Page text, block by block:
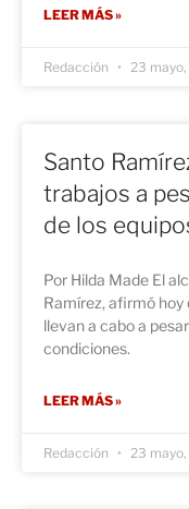
LEER MÁS »
Redacción 23
Santo
trabajos a
de los
Por Hilda Made El
Ramírez, afirmó hoy
llevan a cabo a
condiciones.
LEER MÁS »
Redacción 23